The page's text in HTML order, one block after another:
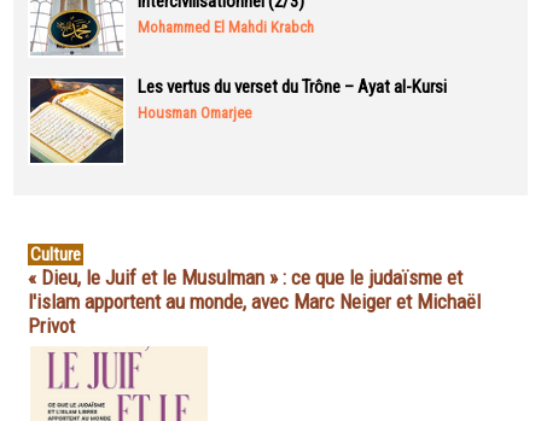
Mohammed El Mahdi Krabch
Les vertus du verset du Trône – Ayat al-Kursi
Housman Omarjee
Culture
« Dieu, le Juif et le Musulman » : ce que le judaïsme et
l'islam apportent au monde, avec Marc Neiger et Michaël
Privot